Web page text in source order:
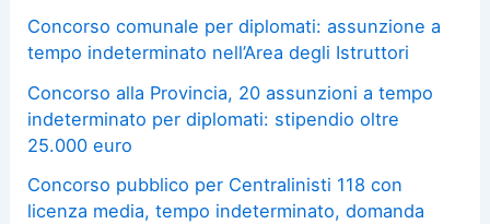
Concorso comunale per diplomati: assunzione a
tempo indeterminato nell’Area degli Istruttori
Concorso alla Provincia, 20 assunzioni a tempo
indeterminato per diplomati: stipendio oltre
25.000 euro
Concorso pubblico per Centralinisti 118 con
licenza media, tempo indeterminato, domanda